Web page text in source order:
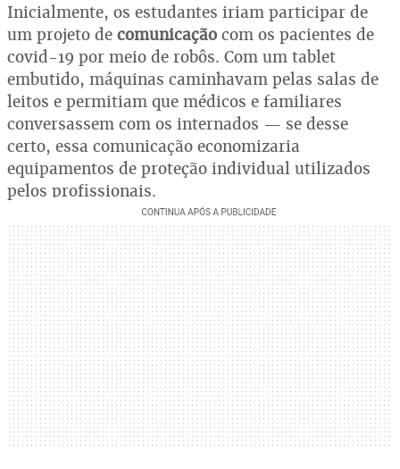
Inicialmente, os estudantes iriam participar de
um projeto de comunicação com os pacientes de
covid-19 por meio de robôs. Com um tablet
embutido, máquinas caminhavam pelas salas de
leitos e permitiam que médicos e familiares
conversassem com os internados — se desse
certo, essa comunicação economizaria
equipamentos de proteção individual utilizados
pelos profissionais.